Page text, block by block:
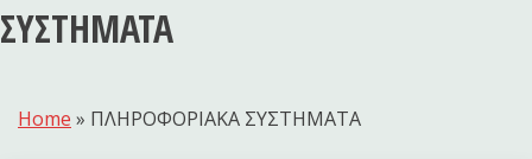
ΣΥΣΤΗΜΑΤΑ
Home » ΠΛΗΡΟΦΟΡΙΑΚΑ ΣΥΣΤΗΜΑΤΑ